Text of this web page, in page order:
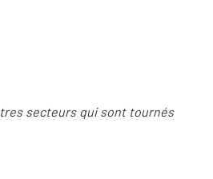
secteurs qui sont tournés